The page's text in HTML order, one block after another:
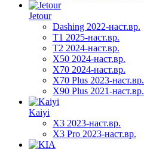
Jetour
Dashing 2022-наст.вр.
T1 2025-наст.вр.
T2 2024-наст.вр.
X50 2024-наст.вр.
X70 2024-наст.вр.
X70 Plus 2023-наст.вр.
X90 Plus 2021-наст.вр.
Kaiyi
X3 2023-наст.вр.
X3 Pro 2023-наст.вр.